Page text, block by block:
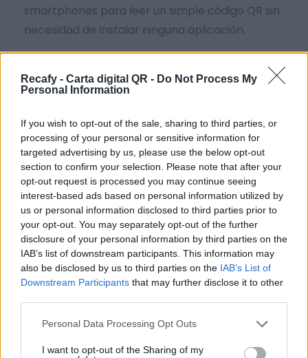
Recafy - Carta digital QR - Do Not Process My
Personal Information
If you wish to opt-out of the sale, sharing to third parties, or
processing of your personal or sensitive information for
targeted advertising by us, please use the below opt-out
section to confirm your selection. Please note that after your
opt-out request is processed you may continue seeing
interest-based ads based on personal information utilized by
us or personal information disclosed to third parties prior to
your opt-out. You may separately opt-out of the further
disclosure of your personal information by third parties on the
IAB’s list of downstream participants. This information may
also be disclosed by us to third parties on the IAB’s List of
Downstream Participants that may further disclose it to other
Please note that this website/app uses one or more Google
not limited to your visit or usage behaviour. You may click to
Personal Data Processing Opt Outs
I want to opt-out of the Sharing of my
smartphones para leer un simple código QR sin
necesidad de instalar ninguna aplicación.
Respetar la imagen de marca es muy importante,
por eso podrás personalizar la carta digital con
tu imagen y color corporativo. Contáctanos
Por eso hemos diseñado un sistema capaz de
ayudar a tu negocio a adaptarse a las
circunstancias actuales que nuestro país está
viviendo. Contamos con una carta de servicios
que pueden ayudarte a aminorar las cargas de
trabajo en tu negocio o empresa para que
puedas ofrecer a tus clientes la seguridad y el
apoyo que merecen. Llega la transformación